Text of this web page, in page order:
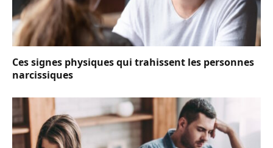
Ces signes physiques qui trahissent les personnes
narcissiques